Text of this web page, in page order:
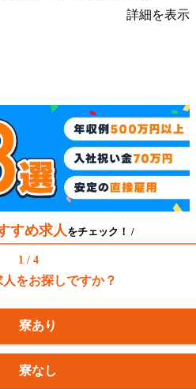
詳細を表示
すめ求人をチェック！ /
1 / 4
をお探しですか？
寮あり
寮なし